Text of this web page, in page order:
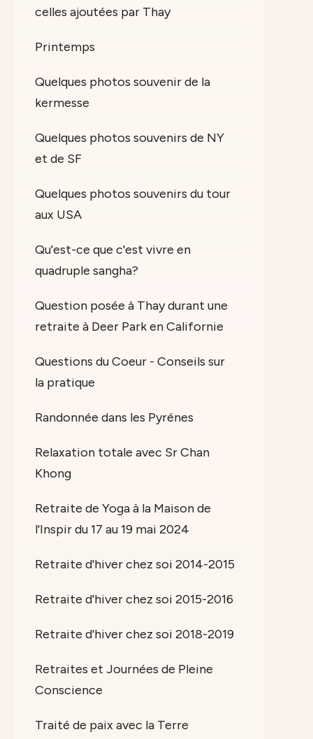
celles ajoutées par Thay
Printemps
Quelques photos souvenir de la
kermesse
Quelques photos souvenirs de NY
et de SF
Quelques photos souvenirs du tour
aux USA
Qu'est-ce que c'est vivre en
quadruple sangha?
Question posée à Thay durant une
retraite à Deer Park en Californie
Questions du Coeur - Conseils sur
la pratique
Randonnée dans les Pyrénes
Relaxation totale avec Sr Chan
Khong
Retraite de Yoga à la Maison de
l'Inspir du 17 au 19 mai 2024
Retraite d'hiver chez soi 2014-2015
Retraite d'hiver chez soi 2015-2016
Retraite d'hiver chez soi 2018-2019
Retraites et Journées de Pleine
Conscience
Traité de paix avec la Terre